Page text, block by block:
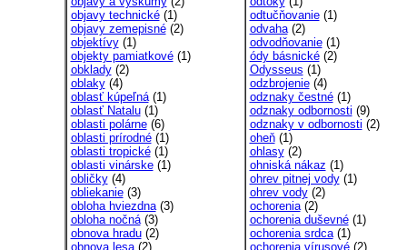
objavy technické(1)
objavy zemepisné(2)
objektívy(1)
objekty pamiatkové(1)
obklady(2)
oblaky(4)
oblasť kúpeľná(1)
oblasť Natalu(1)
oblasti polárne(6)
oblasti prírodné(1)
oblasti tropické(1)
oblasti vinárske(1)
obličky(4)
obliekanie(3)
obloha hviezdna(3)
obloha nočná(3)
obnova hradu(2)
obnova lesa(2)
odtučňovanie(1)
odvaha(2)
odvodňovanie(1)
ódy básnické(2)
Odysseus (1)
odzbrojenie(4)
odznaky čestné(1)
odznaky odbornosti (9)
odznaky v odbornosti (2)
oheň(1)
ohlasy(2)
ohniská nákaz (1)
ohrev pitnej vody(1)
ohrev vody(2)
ochorenia(2)
ochorenia duševné(1)
ochorenia srdca(1)
ochorenia vírusové(2)